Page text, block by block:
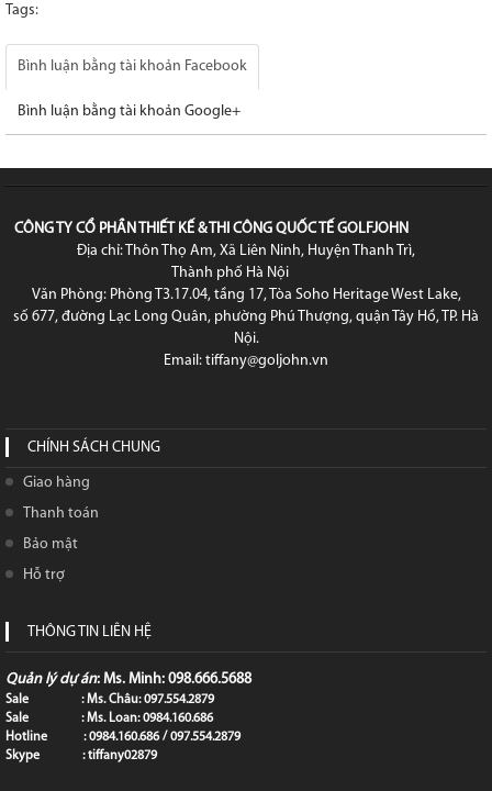
Tags:
Bình luận bằng tài khoản Facebook
Bình luận bằng tài khoản Google+
CÔNG TY CỔ PHẦN THIẾT KẾ & THI CÔNG QUỐC TẾ GOLFJOHN
Địa chỉ: Thôn Thọ Am, Xã Liên Ninh, Huyện Thanh Trì,
Thành phố Hà Nội
Văn Phòng: Phòng T3.17.04, tầng 17, Tòa Soho Heritage West Lake,
số 677, đường Lạc Long Quân, phường Phú Thượng, quận Tây Hồ, TP. Hà
Nội.
Email: tiffany@goljohn.vn
CHÍNH SÁCH CHUNG
Giao hàng
Thanh toán
Bảo mật
Hỗ trợ
THÔNG TIN LIÊN HỆ
Quản lý dự án: Ms. Minh: 098.666.5688
Sale : Ms. Châu: 097.554.2879
Sale : Ms. Loan: 0984.160.686
Hotline : 0984.160.686 / 097.554.2879
Skype : tiffany02879